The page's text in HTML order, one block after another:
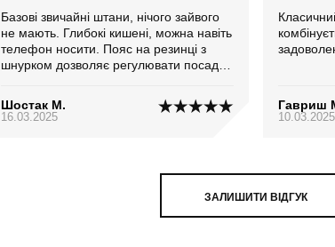
Базові звичайні штани, нічого зайвого
не мають. Глибокі кишені, можна навіть
телефон носити. Пояс на резинці з
шнурком дозволяє регулювати посадку
Шостак М.
16.03.2025
Гавриш
10.03.2025
ЗАЛИШИТИ ВІДГУК